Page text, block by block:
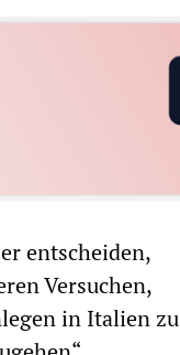
entscheiden,
Versuchen,
in Italien zu